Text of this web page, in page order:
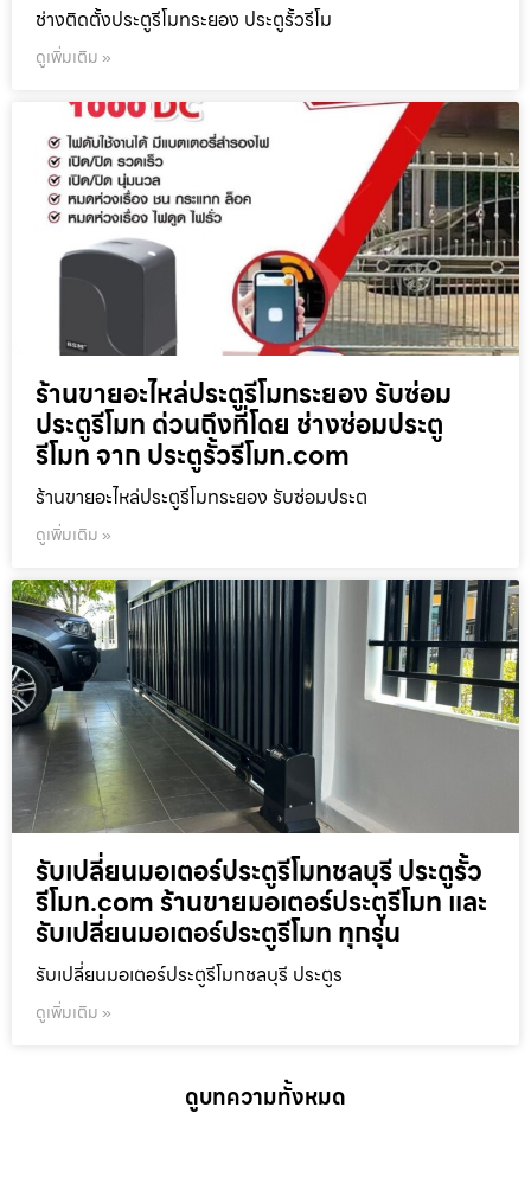
ช่างติดตั้งประตูรีโมทระยอง ประตูรั้วรีโม
ดูเพิ่มเติม »
ร้านขายอะไหล่ประตูรีโมทระยอง รับซ่อม
ประตูรีโมท ด่วนถึงที่โดย ช่างซ่อมประตู
รีโมท จาก ประตูรั้วรีโมท.com
ร้านขายอะไหล่ประตูรีโมทระยอง รับซ่อมประต
ดูเพิ่มเติม »
รับเปลี่ยนมอเตอร์ประตูรีโมทชลบุรี ประตูรั้ว
รีโมท.com ร้านขายมอเตอร์ประตูรีโมท และ
รับเปลี่ยนมอเตอร์ประตูรีโมท ทุกรุ่น
รับเปลี่ยนมอเตอร์ประตูรีโมทชลบุรี ประตูร
ดูเพิ่มเติม »
ดูบทความทั้งหมด